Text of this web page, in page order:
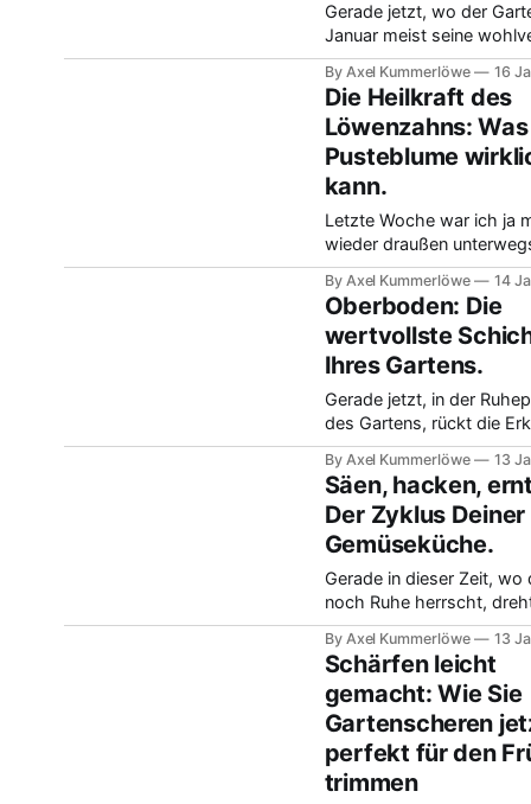
können bei optimalen
Bedingungen bis zu drei
die Tiefe reichen, das ist
eine beachtliche Leistung.
Gerade jetzt, wo der
Januar meist seine
Winterruhe hält, ist das
Zeit für eine strategische
Es geht um unser Wasser,
den letzten Jahren ja
knapper wurde. Statt
wie wertvolles
einfach vom Boden
man schon jetzt
By Axel Kummerlöwe 16
Die Heilkraft des
Löwenzahns:
Pusteblume
kann.
Letzte Woche war ich ja
wieder draußen
da traf ich in der Nähe
Oberkirch einen alten
kamen ins Gespräch, und
belehrte mich eines
was den Löwenzahn
er sei nur im Frühling
Aber der Förster erklärte
By Axel Kummerlöwe 14
Oberboden: Die
wertvollste
Ihres Gartens.
Gerade jetzt, in der
des Gartens, rückt die
wieder in den Fokus, die
doch durch so viele
Gartengefährten-
zieht: Die obersten 10 bis
Zentimeter Boden sind
schlummert das gesamte
Ökosystem und die
die unsere Pflanzen
nähren. Man kann diese
By Axel Kummerlöwe 13
Säen, hacken,
Der Zyklus Deiner
Gemüseküche.
Gerade in dieser Zeit, wo
noch Ruhe herrscht,
bei mir schon alles um
nächsten Zyklus. Säen,
ernten – die Planung ist
A und O. Letzte Woche
jemand gesteckt, wie
ist, die Bestellung seltener
Saatgutsorten nicht
aufzuschieben. Ich merke
By Axel Kummerlöwe 13
Schärfen leicht
gemacht: Wie Sie
Gartenscheren
perfekt für den
trimmen